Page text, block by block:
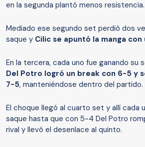
en la segunda plantó menos resistencia.
Mediado ese segundo set perdió dos
saque y Cilic se apuntó la manga
En la tercera, cada uno fue ganando su
Del Potro logró un break con 6-5 y
7-5, manteniéndose dentro del partido.
El choque llegó al cuarto set y allí cada
saque hasta que con 5-4 Del Potro
rival y llevó el desenlace al quinto.